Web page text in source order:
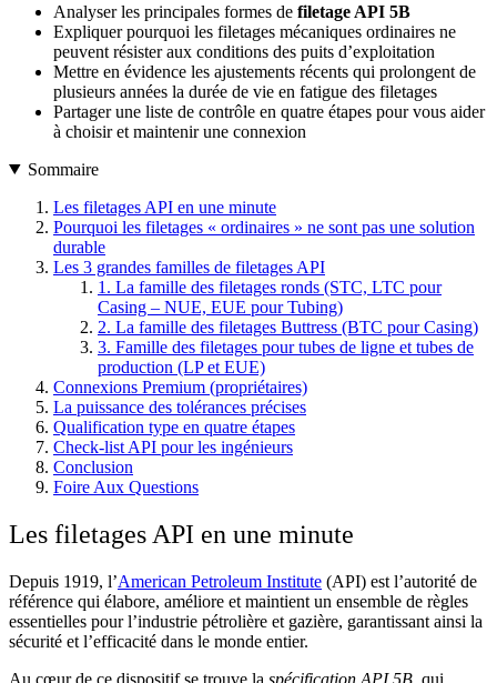
Analyser les principales formes de filetage API 5B
Expliquer pourquoi les filetages mécaniques ordinaires ne
peuvent résister aux conditions des puits d’exploitation
Mettre en évidence les ajustements récents qui prolongent de
plusieurs années la durée de vie en fatigue des filetages
Partager une liste de contrôle en quatre étapes pour vous aider
à choisir et maintenir une connexion
Sommaire
Les filetages API en une minute
Pourquoi les filetages « ordinaires » ne sont pas une solution
durable
Les 3 grandes familles de filetages API
1. La famille des filetages ronds (STC, LTC pour
Casing – NUE, EUE pour Tubing)
2. La famille des filetages Buttress (BTC pour Casing)
3. Famille des filetages pour tubes de ligne et tubes de
production (LP et EUE)
Connexions Premium (propriétaires)
La puissance des tolérances précises
Qualification type en quatre étapes
Check-list API pour les ingénieurs
Conclusion
Foire Aux Questions
Les filetages API en une minute
Depuis 1919, l’American Petroleum Institute (API) est l’autorité de
référence qui élabore, améliore et maintient un ensemble de règles
essentielles pour l’industrie pétrolière et gazière, garantissant ainsi la
sécurité et l’efficacité dans le monde entier.
Au cœur de ce dispositif se trouve la spécification API 5B , qui